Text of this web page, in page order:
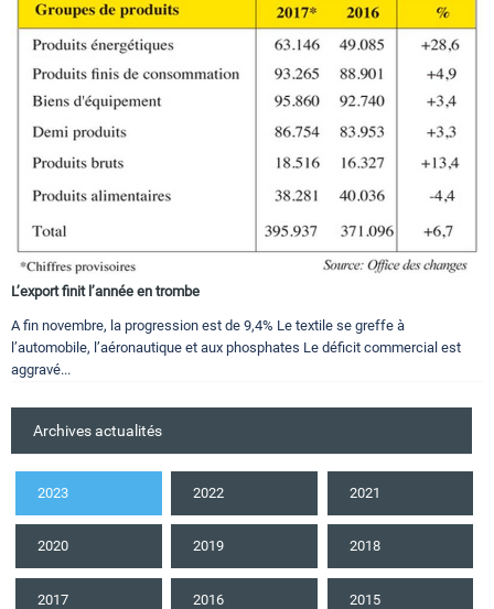
L’export finit l’année en trombe
A fin novembre, la progression est de 9,4% Le textile se greffe à
l’automobile, l’aéronautique et aux phosphates Le déficit commercial est
aggravé...
Archives actualités
2023 2022 2021
2020 2019 2018
2017 2016 2015